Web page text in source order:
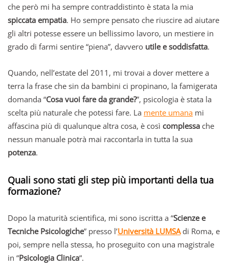
che però mi ha sempre contraddistinto è stata la mia
spiccata empatia. Ho sempre pensato che riuscire ad aiutare
gli altri potesse essere un bellissimo lavoro, un mestiere in
grado di farmi sentire “piena”, davvero utile e soddisfatta.
Quando, nell’estate del 2011, mi trovai a dover mettere a
terra la frase che sin da bambini ci propinano, la famigerata
domanda “Cosa vuoi fare da grande?”, psicologia è stata la
scelta più naturale che potessi fare. La mente umana mi
affascina più di qualunque altra cosa, è così complessa che
nessun manuale potrà mai raccontarla in tutta la sua
potenza.
Quali sono stati gli step più importanti della tua
formazione?
Dopo la maturità scientifica, mi sono iscritta a “Scienze e
Tecniche Psicologiche” presso l’Università LUMSAdi Roma, e
poi, sempre nella stessa, ho proseguito con una magistrale
in “Psicologia Clinica“.